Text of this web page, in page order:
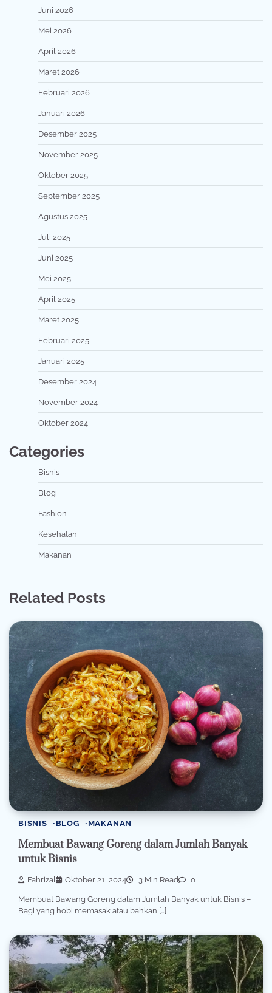
Juni 2026
Mei 2026
April 2026
Maret 2026
Februari 2026
Januari 2026
Desember 2025
November 2025
Oktober 2025
September 2025
Agustus 2025
Juli 2025
Juni 2025
Mei 2025
April 2025
Maret 2025
Februari 2025
Januari 2025
Desember 2024
November 2024
Oktober 2024
Categories
Bisnis
Blog
Fashion
Kesehatan
Makanan
Related Posts
BISNIS BLOG MAKANAN
Membuat Bawang Goreng dalam Jumlah Banyak
untuk Bisnis
Fahrizal Oktober 21, 2024 3 Min Read 0
Membuat Bawang Goreng dalam Jumlah Banyak untuk Bisnis –
Bagi yang hobi memasak atau bahkan […]